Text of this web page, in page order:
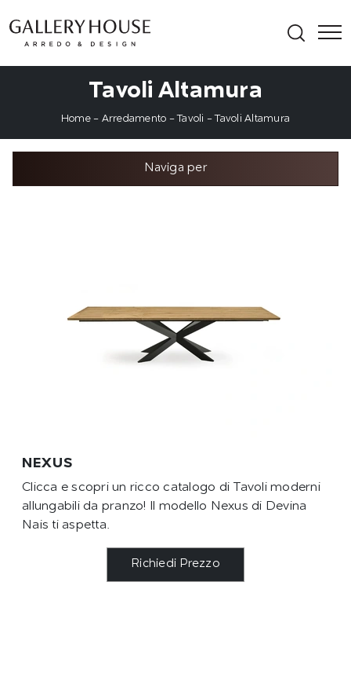
Tavoli Altamura
Home- Arredamento -Tavoli -Tavoli Altamura
Naviga per
NEXUS
Clicca e scopri un ricco catalogo di Tavoli moderni
allungabili da pranzo! Il modello Nexus di Devina
Nais ti aspetta.
Richiedi Prezzo